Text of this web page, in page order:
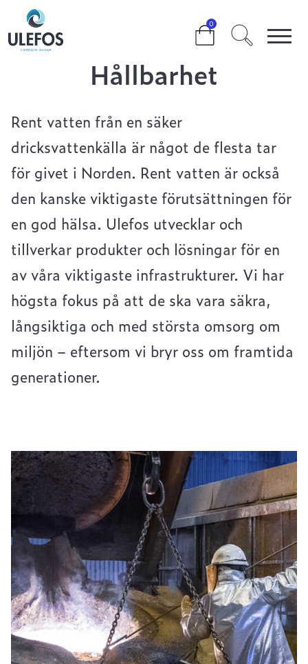
0
> HÅLLBARHET
Hållbarhet
Rent vatten från en säker
dricksvattenkälla är något de flesta tar
för givet i Norden. Rent vatten är också
den kanske viktigaste förutsättningen för
en god hälsa. Ulefos utvecklar och
tillverkar produkter och lösningar för en
av våra viktigaste infrastrukturer. Vi har
högsta fokus på att de ska vara säkra,
långsiktiga och med största omsorg om
miljön – eftersom vi bryr oss om framtida
generationer.